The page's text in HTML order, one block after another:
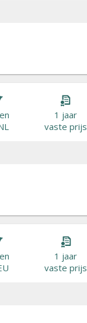
1 jaar
vaste prijs
1 jaar
vaste prijs